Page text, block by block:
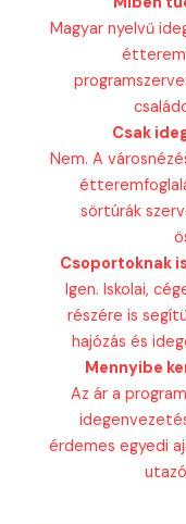
Magyar nyelvű
Csak
Nem. A
sörtúrák
Csoportoknak
Igen. Iskolai,
részére is
hajózás és
Mennyibe
Az ár a
érdemes egyedi